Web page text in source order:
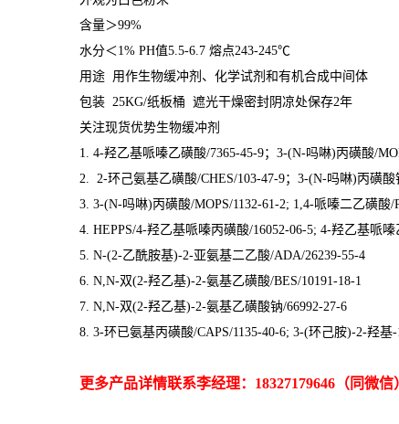
含量＞99%
水分＜1% PH值5.5-6.7 熔点243-245℃
用途 用作生物缓冲剂、化学试剂和有机合成中间体
包装 25KG/纸板桶 遮光干燥密封阴凉处保存2年
关注现货优势生物缓冲剂
1. 4-羟乙基哌嗪乙磺酸/7365-45-9；3-(N-吗啉)丙磺酸/
2. 2-环己氨基乙磺酸/CHES/103-47-9；3-(N-吗啉)丙磺酸
3. 3-(N-吗啉)丙磺酸/MOPS/1132-61-2; 1,4-哌嗪二乙磺酸/
4. HEPPS/4-羟乙基哌嗪丙磺酸/16052-06-5; 4-羟乙基哌
5. N-(2-乙酰胺基)-2-亚氨基二乙酸/ADA/26239-55-4
6. N,N-双(2-羟乙基)-2-氨基乙磺酸/BES/10191-18-1
7. N,N-双(2-羟乙基)-2-氨基乙磺酸钠/66992-27-6
8. 3-环已氨基丙磺酸/CAPS/1135-40-6; 3-(环己胺)-2-羟基
更多产品详情联系李经理：18327179646（同微信